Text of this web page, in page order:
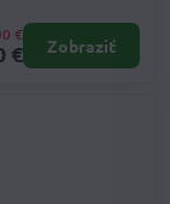
€
€
Zobraziť